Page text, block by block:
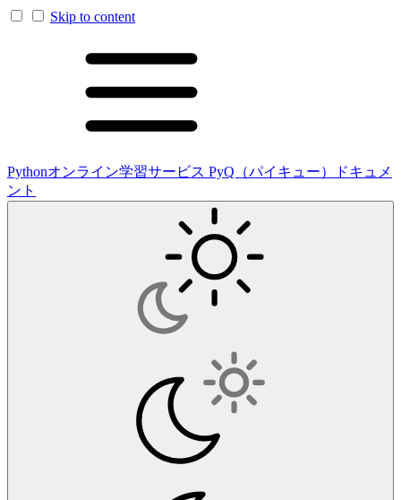
Skip to content
Pythonオンライン学習サービス PyQ（パイキュー）ドキュメ
ント